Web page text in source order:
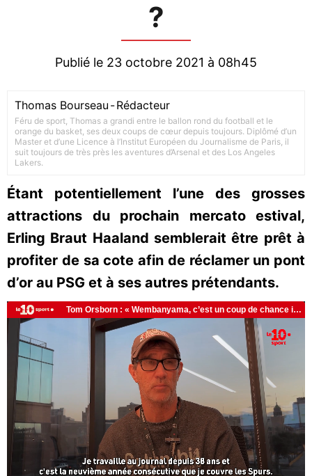
?
Publié le 23 octobre 2021 à 08h45
Thomas Bourseau -Rédacteur
Féru de sport, Thomas a grandi entre le ballon rond du football et le
orange du basket, ses deux coups de cœur depuis toujours. Diplômé d’un
Master et d’une Licence à l’Institut Européen du Journalisme de Paris, il
suit toujours de très près les aventures d’Arsenal et des Los Angeles
Lakers.
Étant potentiellement l’une des grosses
attractions du prochain mercato estival,
Erling Braut Haaland semblerait être prêt à
profiter de sa cote afin de réclamer un pont
d’or au PSG et à ses autres prétendants.